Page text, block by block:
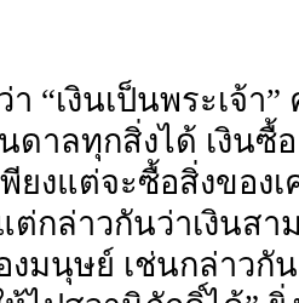
“เงินเป็นพระเจ้า
ดาลทุกสิ่งได้ เงินซื้
ยงแต่จะซื้อสิ่งของเ
ต่กล่าวกันว่าเงินสา
งมนุษย์ เช่นกล่าวกั